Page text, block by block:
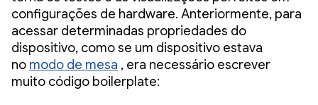
configurações de hardware. Anteriormente, para
acessar determinadas propriedades do
dispositivo, como se um dispositivo estava
no modo de mesa , era necessário escrever
muito código boilerplate: